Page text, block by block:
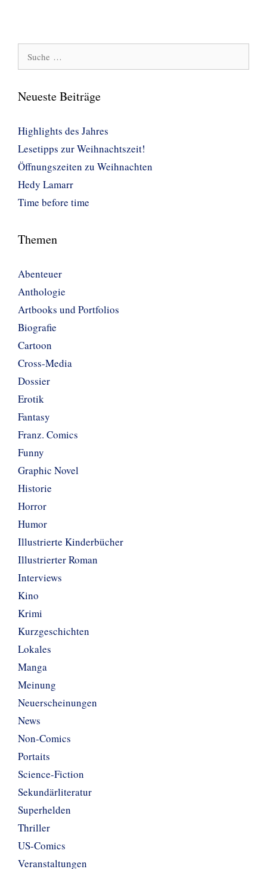
Neueste Beiträge
Highlights des Jahres
Lesetipps zur Weihnachtszeit!
Öffnungszeiten zu Weihnachten
Hedy Lamarr
Time before time
Themen
Abenteuer
Anthologie
Artbooks und Portfolios
Biografie
Cartoon
Cross-Media
Dossier
Erotik
Fantasy
Franz. Comics
Funny
Graphic Novel
Historie
Horror
Humor
Illustrierte Kinderbücher
Illustrierter Roman
Interviews
Kino
Krimi
Kurzgeschichten
Lokales
Manga
Meinung
Neuerscheinungen
News
Non-Comics
Portaits
Science-Fiction
Sekundärliteratur
Superhelden
Thriller
US-Comics
Veranstaltungen